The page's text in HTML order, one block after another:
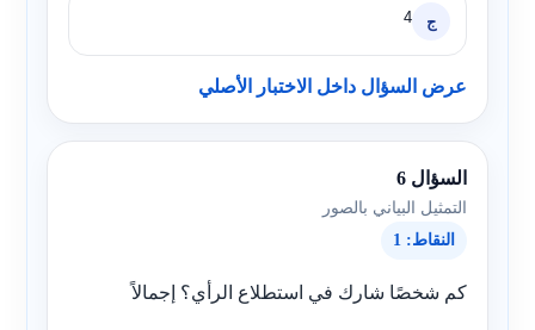
ج 4
عرض السؤال داخل الاختبار الأصلي
السؤال 6
التمثيل البياني بالصور
النقاط: 1
كم شخصًا شارك في استطلاع الرأي؟ إجمالاً